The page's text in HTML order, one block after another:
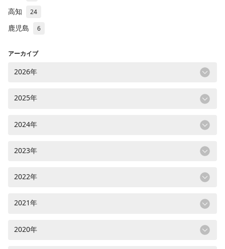
高知 24
鹿児島 6
アーカイブ
2026年
2025年
2024年
2023年
2022年
2021年
2020年